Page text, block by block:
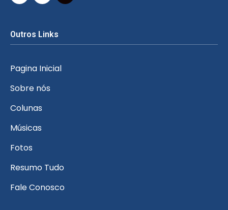
Outros Links
Pagina Inicial
Sobre nós
Colunas
Músicas
Fotos
Resumo Tudo
Fale Conosco